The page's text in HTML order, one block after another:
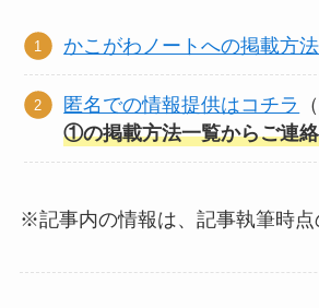
かこがわノートへの掲載方
匿名での情報提供はコチラ （
①の掲載方法一覧からご連
※記事内の情報は、記事執筆時点